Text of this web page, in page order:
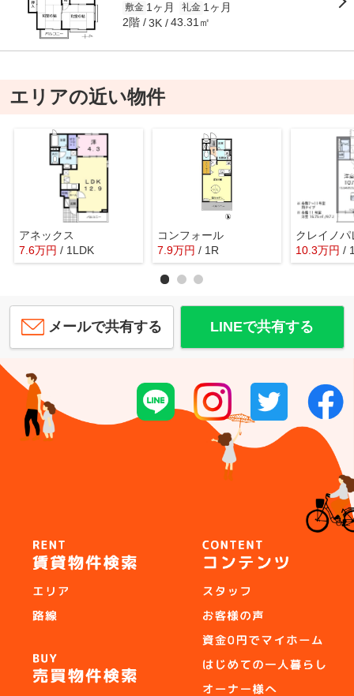
敷金 1ヶ月 礼金 1ヶ月
2階 3K 43.31㎡
エリアの近い物件
アネックス
7.6万円 / 1LDK
コンフォール
7.9万円 / 1R 10.3万円 /
メールで共有する LINEで共有する